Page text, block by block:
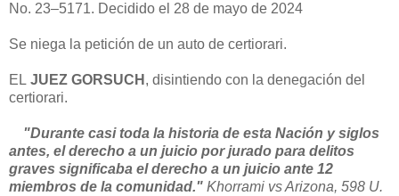
No. 23–5171. Decidido el 28 de mayo de 2024
Se niega la petición de un auto de certiorari.
EL JUEZ GORSUCH , disintiendo con la denegación del
certiorari.
"Durante casi toda la historia de esta Nación y siglos
antes, el derecho a un juicio por jurado para delitos
graves significaba el derecho a un juicio ante 12
miembros de la comunidad." Khorrami vs Arizona, 598 U.